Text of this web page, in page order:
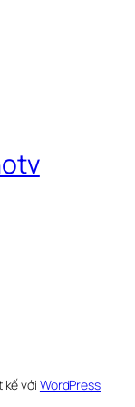
với WordPress